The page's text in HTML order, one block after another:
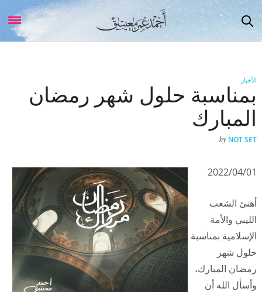
الأخبار
بمناسبة حلول شهر رمضان
المبارك
by NOT SET
2022/04/01
أهنئ الشعب
الليبي والأمة
الإسلامية بمناسبة
حلول شهر
رمضان المبارك،
وأسأل الله أن